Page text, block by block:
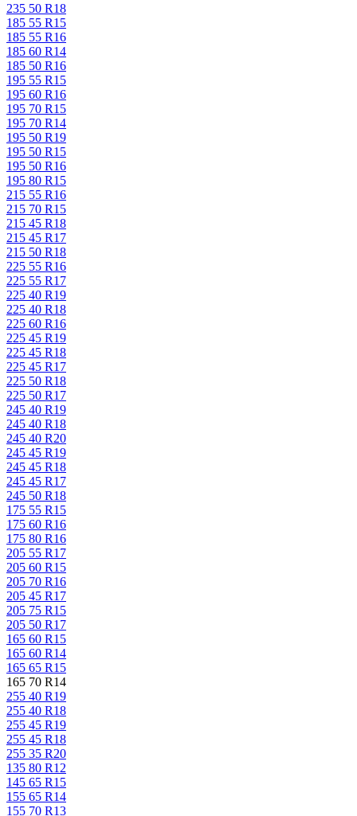
235 50 R18
185 55 R15
185 55 R16
185 60 R14
185 50 R16
195 55 R15
195 60 R16
195 70 R15
195 70 R14
195 50 R19
195 50 R15
195 50 R16
195 80 R15
215 55 R16
215 70 R15
215 45 R18
215 45 R17
215 50 R18
225 55 R16
225 55 R17
225 40 R19
225 40 R18
225 60 R16
225 45 R19
225 45 R18
225 45 R17
225 50 R18
225 50 R17
245 40 R19
245 40 R18
245 40 R20
245 45 R19
245 45 R18
245 45 R17
245 50 R18
175 55 R15
175 60 R16
175 80 R16
205 55 R17
205 60 R15
205 70 R16
205 45 R17
205 75 R15
205 50 R17
165 60 R15
165 60 R14
165 65 R15
165 70 R14
255 40 R19
255 40 R18
255 45 R19
255 45 R18
255 35 R20
135 80 R12
145 65 R15
155 65 R14
155 70 R13